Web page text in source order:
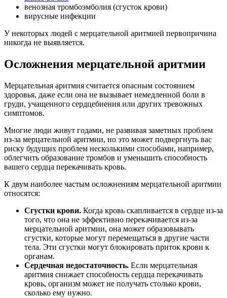
венозная тромбоэмболия (сгусток крови)
вирусные инфекции
У некоторых людей с мерцательной аритмией первопричина
никогда не выявляется.
Осложнения мерцательной аритмии
Мерцательная аритмия считается опасным состоянием
здоровья, даже если она не вызывает немедленной боли в
груди, учащенного сердцебиения или других тревожных
симптомов.
Многие люди живут годами, не развивая заметных проблем
из-за мерцательной аритмии, но это может подвергнуть вас
риску будущих проблем несколькими способами, например,
облегчить образование тромбов и уменьшить способность
вашего сердца перекачивать кровь.
К двум наиболее частым осложнениям мерцательной аритмии
относятся:
Сгустки крови. Когда кровь скапливается в сердце из-за
того, что она не эффективно перекачивается из-за
мерцательной аритмии, она может образовывать
сгустки, которые могут перемещаться в другие части
тела. Эти сгустки могут блокировать приток крови к
органам.
Сердечная недостаточность. Если мерцательная
аритмия снижает способность сердца перекачивать
кровь, организм может не получать столько крови,
сколько ему нужно.